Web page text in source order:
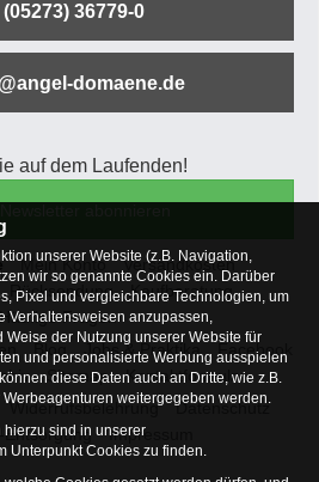
(05273) 36779-0
domaene.de
auf dem Laufenden!
Mein Konto
Versandkosten
Rücksendung
Kaufberatung
Fragen
Blog Jobs & Praktika
Facebook
Sitemap
Kontaktformular
Widerrufsbelehrung
Datenschutz
Impressum
unserer Website (z.B. Navigation,
wir so genannte Cookies ein. Darüber
Pixel und vergleichbare Technologien, um
Verhaltensweisen anzupassen,
Weise der Nutzung unserer Website für
und personalisierte Werbung ausspielen
diese Daten auch an Dritte, wie z.B.
weitergegeben werden.
sind in unserer
Unterpunkt Cookies zu finden.